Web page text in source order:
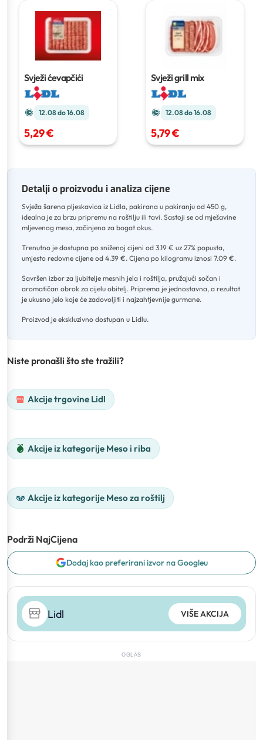
Svježi ćevapčići
12.08 do 16.08
5,29 €
Svježi grill mix
12.08 do 16.08
5,79 €
Detalji o proizvodu i analiza cijene
Svježa šarena pljeskavica iz Lidla, pakirana u pakiranju od 450 g,
idealna je za brzu pripremu na roštilju ili tavi. Sastoji se od mješavine
mljevenog mesa, začinjena za bogat okus.
Trenutno je dostupna po sniženoj cijeni od 3.19 € uz 27% popusta,
umjesto redovne cijene od 4.39 €. Cijena po kilogramu iznosi 7.09 €.
Savršen izbor za ljubitelje mesnih jela i roštilja, pružajući sočan i
aromatičan obrok za cijelu obitelj. Priprema je jednostavna, a rezultat
je ukusno jelo koje će zadovoljiti i najzahtjevnije gurmane.
Proizvod je ekskluzivno dostupan u Lidlu.
Niste pronašli što ste tražili?
Akcije trgovine Lidl
Akcije iz kategorije Meso i riba
Akcije iz kategorije Meso za roštilj
Podrži NajCijena
Dodaj kao preferirani izvor na Googleu
Lidl VIŠE AKCIJA
OGLAS